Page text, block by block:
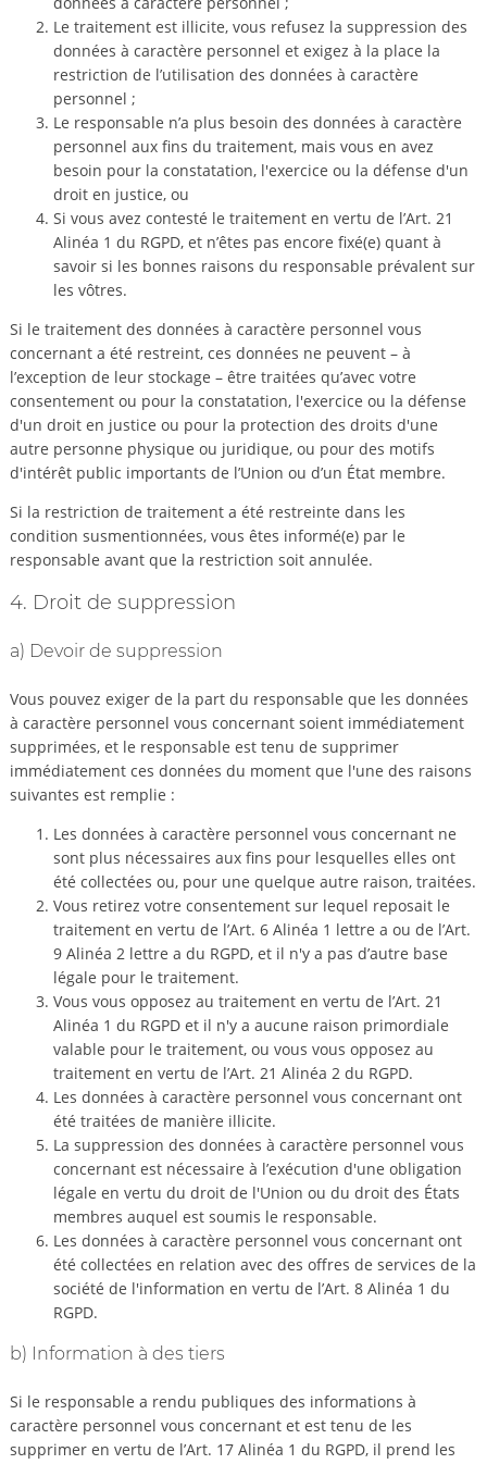
Le traitement est illicite, vous refusez la suppression des
données à caractère personnel et exigez à la place la
restriction de l’utilisation des données à caractère
personnel ;
Le responsable n’a plus besoin des données à caractère
personnel aux fins du traitement, mais vous en avez
besoin pour la constatation, l'exercice ou la défense d'un
droit en justice, ou
Si vous avez contesté le traitement en vertu de l’Art. 21
Alinéa 1 du RGPD, et n’êtes pas encore fixé(e) quant à
savoir si les bonnes raisons du responsable prévalent sur
les vôtres.
Si le traitement des données à caractère personnel vous
concernant a été restreint, ces données ne peuvent – à
l’exception de leur stockage – être traitées qu’avec votre
consentement ou pour la constatation, l'exercice ou la défense
d'un droit en justice ou pour la protection des droits d'une
autre personne physique ou juridique, ou pour des motifs
d'intérêt public importants de l’Union ou d’un État membre.
Si la restriction de traitement a été restreinte dans les
condition susmentionnées, vous êtes informé(e) par le
responsable avant que la restriction soit annulée.
4. Droit de suppression
a) Devoir de suppression
Vous pouvez exiger de la part du responsable que les données
à caractère personnel vous concernant soient immédiatement
supprimées, et le responsable est tenu de supprimer
immédiatement ces données du moment que l'une des raisons
suivantes est remplie :
Les données à caractère personnel vous concernant ne
sont plus nécessaires aux fins pour lesquelles elles ont
été collectées ou, pour une quelque autre raison, traitées.
Vous retirez votre consentement sur lequel reposait le
traitement en vertu de l’Art. 6 Alinéa 1 lettre a ou de l’Art.
9 Alinéa 2 lettre a du RGPD, et il n'y a pas d’autre base
légale pour le traitement.
Vous vous opposez au traitement en vertu de l’Art. 21
Alinéa 1 du RGPD et il n'y a aucune raison primordiale
valable pour le traitement, ou vous vous opposez au
traitement en vertu de l’Art. 21 Alinéa 2 du RGPD.
Les données à caractère personnel vous concernant ont
été traitées de manière illicite.
La suppression des données à caractère personnel vous
concernant est nécessaire à l’exécution d'une obligation
légale en vertu du droit de l'Union ou du droit des États
membres auquel est soumis le responsable.
Les données à caractère personnel vous concernant ont
été collectées en relation avec des offres de services de la
société de l'information en vertu de l’Art. 8 Alinéa 1 du
RGPD.
b) Information à des tiers
Si le responsable a rendu publiques des informations à
caractère personnel vous concernant et est tenu de les
supprimer en vertu de l’Art. 17 Alinéa 1 du RGPD, il prend les